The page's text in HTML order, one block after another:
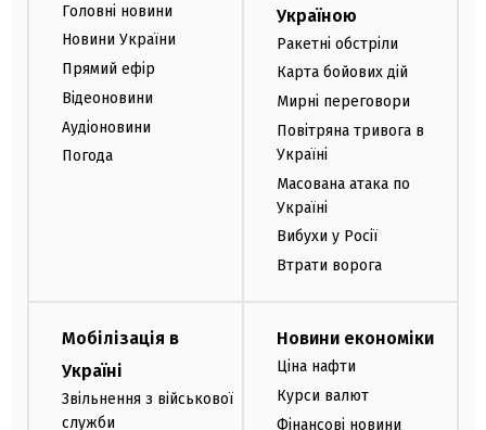
Головні новини
Новини України
Прямий ефір
Відеоновини
Аудіоновини
Погода
Україною
Ракетні обстріли
Карта бойових дій
Мирні переговори
Повітряна тривога в
Україні
Масована атака по
Україні
Вибухи у Росії
Втрати ворога
Мобілізація в
Україні
Звільнення з військової
служби
Новини економіки
Ціна нафти
Курси валют
Фінансові новини